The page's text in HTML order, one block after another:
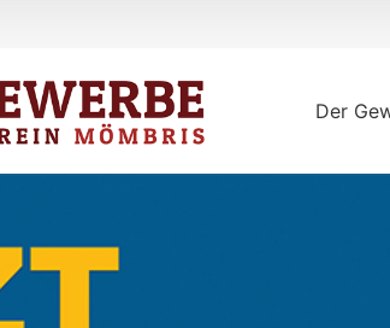
Der